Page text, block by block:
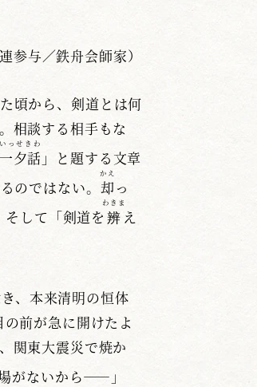
参与／鉄舟会師家）
頃から、剣道とは何
相談する相手もな
一夕話
いっせきわ
」と題する文章
のではない。 却
かえ
っ
して「剣道を 辨
わきま
え
、本来清明の恒体
前が急に開けたよ
関東大震災で焼か
がないから――」